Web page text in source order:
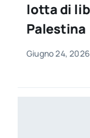
lotta di
Palestina
Giugno 24, 2026